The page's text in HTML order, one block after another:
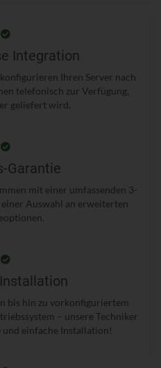
Integration
Ihren Server nach
telefonisch zur Verfügung,
geliefert wird.
Garantie
mit einer umfassenden 3-
Auswahl an erweiterten
bis hin zu vorkonfiguriertem
– unsere Techniker
und einfache Installation!